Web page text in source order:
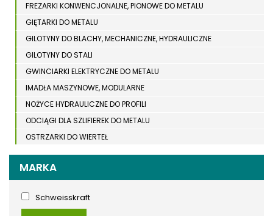
FREZARKI KONWENCJONALNE, PIONOWE DO METALU
GIĘTARKI DO METALU
GILOTYNY DO BLACHY, MECHANICZNE, HYDRAULICZNE
GILOTYNY DO STALI
GWINCIARKI ELEKTRYCZNE DO METALU
IMADŁA MASZYNOWE, MODULARNE
NOŻYCE HYDRAULICZNE DO PROFILI
ODCIĄGI DLA SZLIFIEREK DO METALU
OSTRZARKI DO WIERTEŁ
PIŁY TARCZOWE DO METALU, ALUMINIUM
PIŁY TAŚMOWE DO METALU
PRASY DO OBRÓBKI PLASTYCZNEJ METALU
MARKA
Schweisskraft